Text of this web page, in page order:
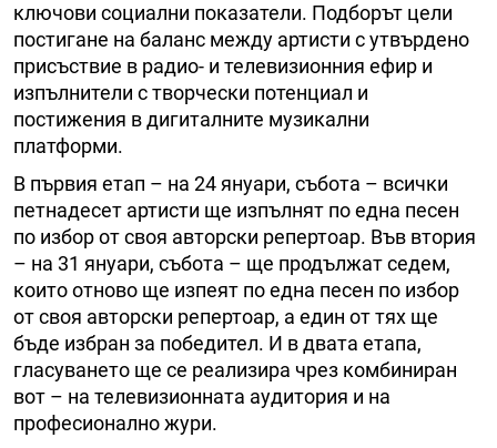
ключови социални показатели. Подборът цели
постигане на баланс между артисти с утвърдено
присъствие в радио- и телевизионния ефир и
изпълнители с творчески потенциал и
постижения в дигиталните музикални
платформи.
В първия етап – на 24 януари, събота – всички
петнадесет артисти ще изпълнят по една песен
по избор от своя авторски репертоар. Във втория
– на 31 януари, събота – ще продължат седем,
които отново ще изпеят по една песен по избор
от своя авторски репертоар, а един от тях ще
бъде избран за победител. И в двата етапа,
гласуването ще се реализира чрез комбиниран
вот – на телевизионната аудитория и на
професионално жури.